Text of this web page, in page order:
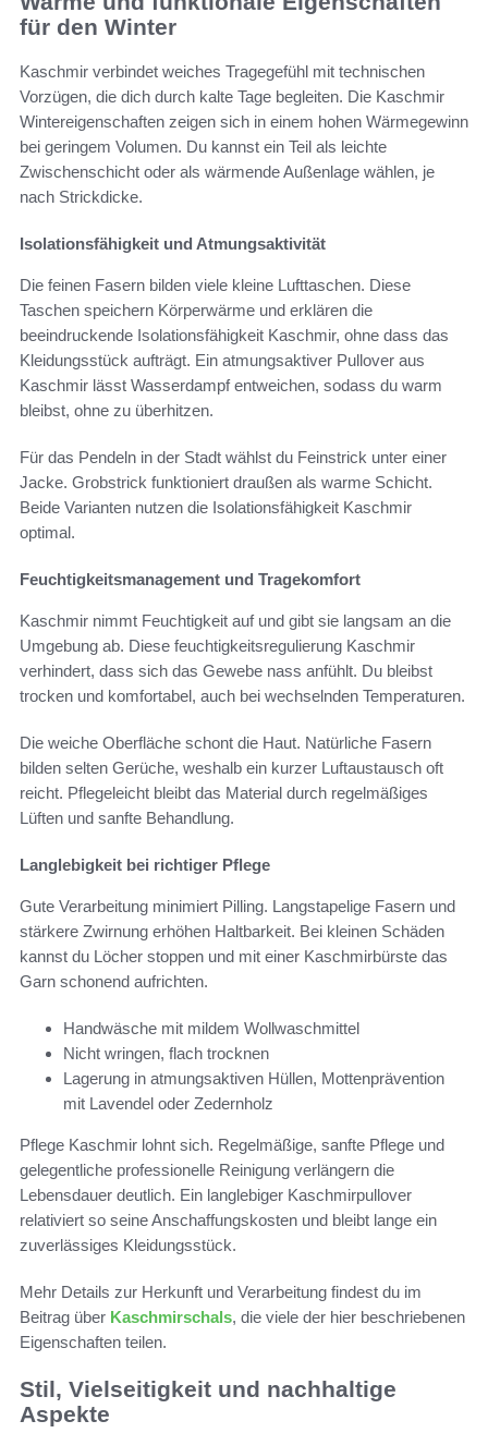
für den Winter
Kaschmir verbindet weiches Tragegefühl mit technischen
Vorzügen, die dich durch kalte Tage begleiten. Die Kaschmir
Wintereigenschaften zeigen sich in einem hohen Wärmegewinn
bei geringem Volumen. Du kannst ein Teil als leichte
Zwischenschicht oder als wärmende Außenlage wählen, je
nach Strickdicke.
Isolationsfähigkeit und Atmungsaktivität
Die feinen Fasern bilden viele kleine Lufttaschen. Diese
Taschen speichern Körperwärme und erklären die
beeindruckende Isolationsfähigkeit Kaschmir, ohne dass das
Kleidungsstück aufträgt. Ein atmungsaktiver Pullover aus
Kaschmir lässt Wasserdampf entweichen, sodass du warm
bleibst, ohne zu überhitzen.
Für das Pendeln in der Stadt wählst du Feinstrick unter einer
Jacke. Grobstrick funktioniert draußen als warme Schicht.
Beide Varianten nutzen die Isolationsfähigkeit Kaschmir
optimal.
Feuchtigkeitsmanagement und Tragekomfort
Kaschmir nimmt Feuchtigkeit auf und gibt sie langsam an die
Umgebung ab. Diese feuchtigkeitsregulierung Kaschmir
verhindert, dass sich das Gewebe nass anfühlt. Du bleibst
trocken und komfortabel, auch bei wechselnden Temperaturen.
Die weiche Oberfläche schont die Haut. Natürliche Fasern
bilden selten Gerüche, weshalb ein kurzer Luftaustausch oft
reicht. Pflegeleicht bleibt das Material durch regelmäßiges
Lüften und sanfte Behandlung.
Langlebigkeit bei richtiger Pflege
Gute Verarbeitung minimiert Pilling. Langstapelige Fasern und
stärkere Zwirnung erhöhen Haltbarkeit. Bei kleinen Schäden
kannst du Löcher stoppen und mit einer Kaschmirbürste das
Garn schonend aufrichten.
Handwäsche mit mildem Wollwaschmittel
Nicht wringen, flach trocknen
Lagerung in atmungsaktiven Hüllen, Mottenprävention
mit Lavendel oder Zedernholz
Pflege Kaschmir lohnt sich. Regelmäßige, sanfte Pflege und
gelegentliche professionelle Reinigung verlängern die
Lebensdauer deutlich. Ein langlebiger Kaschmirpullover
relativiert so seine Anschaffungskosten und bleibt lange ein
zuverlässiges Kleidungsstück.
Mehr Details zur Herkunft und Verarbeitung findest du im
Beitrag über Kaschmirschals, die viele der hier beschriebenen
Eigenschaften teilen.
Stil, Vielseitigkeit und nachhaltige
Aspekte